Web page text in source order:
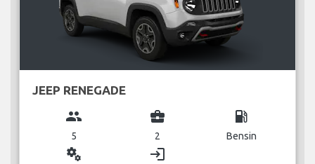
JEEP RENEGADE
group
5
business_center
2
local_gas_station
Bensin
miscellaneous_services login